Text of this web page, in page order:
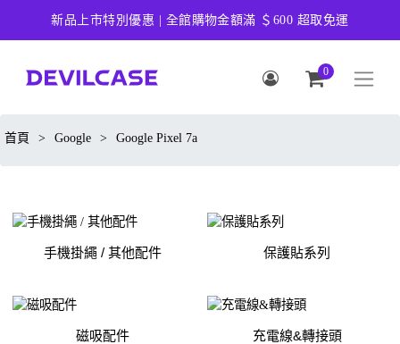
新品上市特別優惠 | 全館購物金額滿 ＄600 超取免運
0
首頁 > Google > Google Pixel 7a
手機掛繩 / 其他配件 保護貼系列
磁吸配件 充電線&轉接頭